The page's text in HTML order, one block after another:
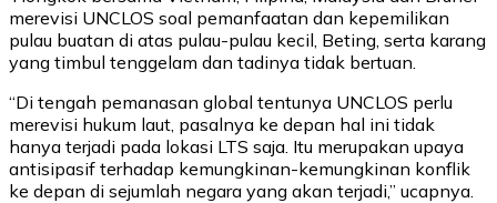
merevisi UNCLOS soal pemanfaatan dan kepemilikan
pulau buatan di atas pulau-pulau kecil, Beting, serta karang
yang timbul tenggelam dan tadinya tidak bertuan.
“Di tengah pemanasan global tentunya UNCLOS perlu
merevisi hukum laut, pasalnya ke depan hal ini tidak
hanya terjadi pada lokasi LTS saja. Itu merupakan upaya
antisipasif terhadap kemungkinan-kemungkinan konflik
ke depan di sejumlah negara yang akan terjadi,” ucapnya.